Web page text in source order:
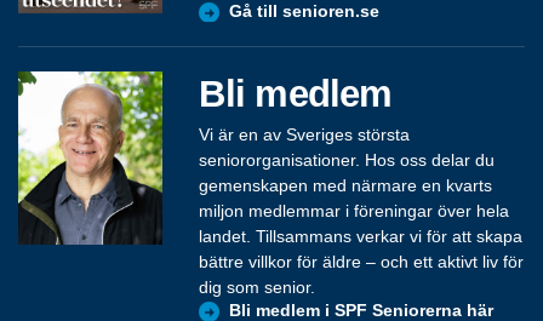
Gå till senioren.se
Bli medlem
Vi är en av Sveriges största
seniororganisationer. Hos oss delar du
gemenskapen med närmare en kvarts
miljon medlemmar i föreningar över hela
landet. Tillsammans verkar vi för att skapa
bättre villkor för äldre – och ett aktivt liv för
dig som senior.
Bli medlem i SPF Seniorerna här